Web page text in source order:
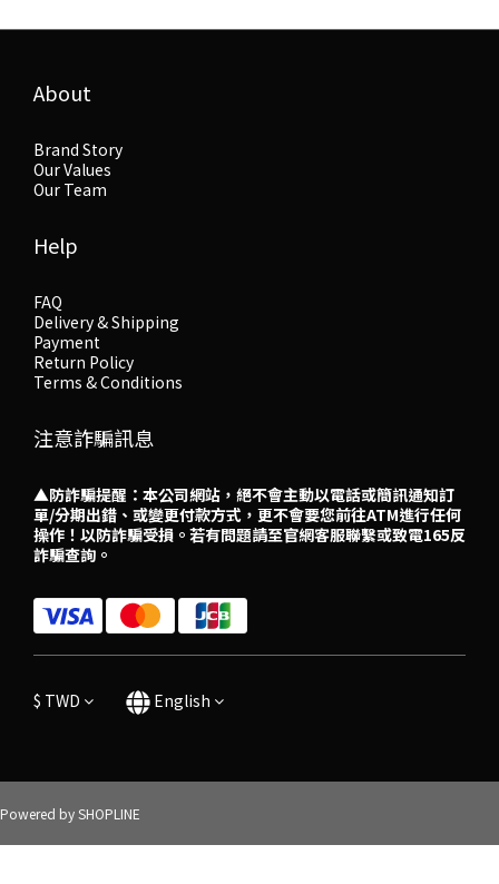
About
Brand Story
Our Values
Our Team
Help
FAQ
Delivery & Shipping
Payment
Return Policy
Terms & Conditions
注意詐騙訊息
▲防詐騙提醒：本公司網站，絕不會主動以電話或簡訊通知訂
單/分期出錯、或變更付款方式，更不會要您前往ATM進行任何
操作！以防詐騙受損。若有問題請至官網客服聯繫或致電165反
詐騙查詢。
$ TWD English
Powered by SHOPLINE